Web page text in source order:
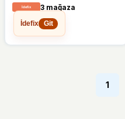
3 mağaza
İdefix
Git
1